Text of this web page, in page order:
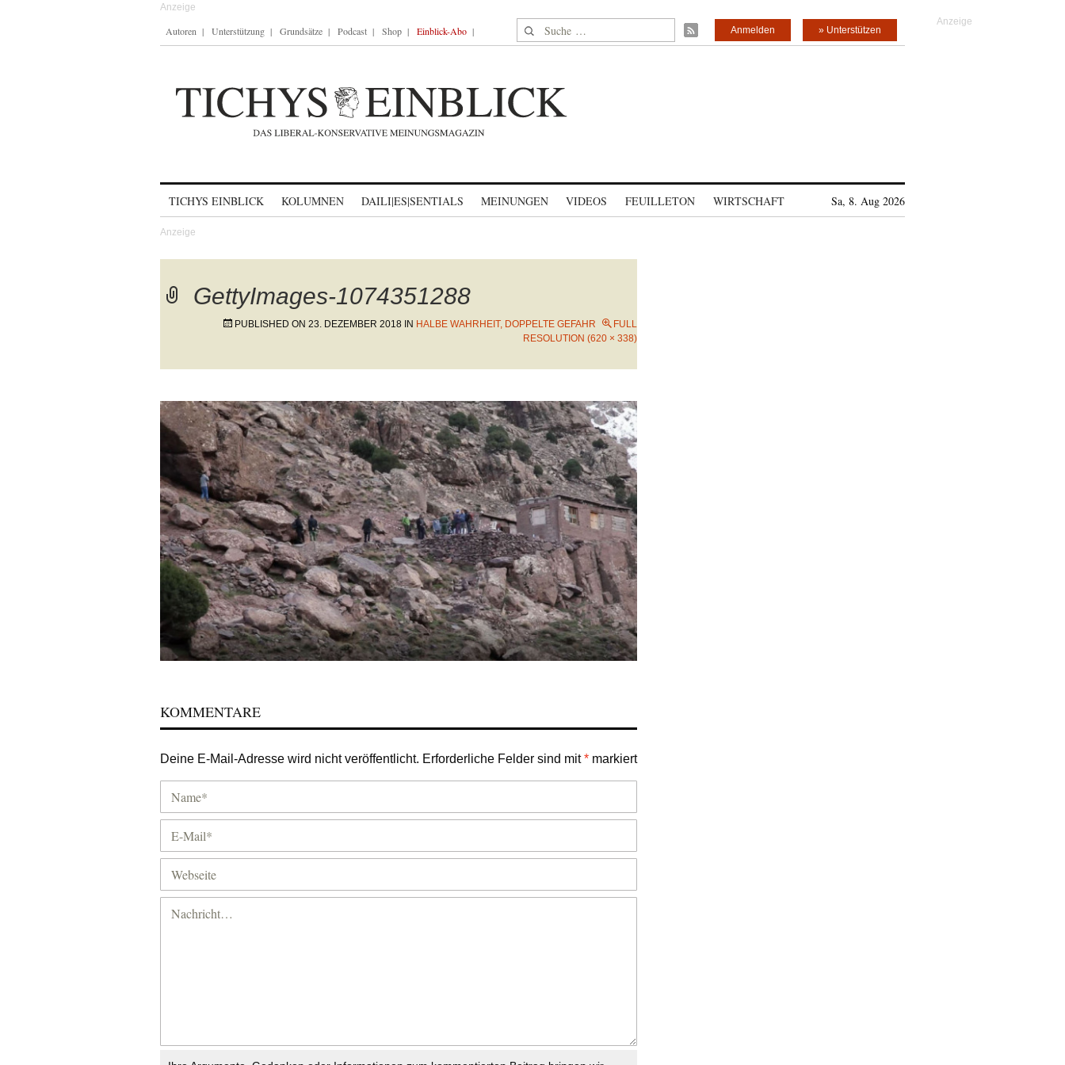
Autoren Unterstützung Grundsätze Podcast Shop Einblick-Abo Suche nach: » Unterstützen
Anmelden
TICHYS EINBLICK KOLUMNEN DAILI|ES|SENTIALS MEINUNGEN VIDEOS FEUILLETON WIRTSCHAFT Sa, 8. Aug 2026
GettyImages-1074351288
PUBLISHED ON 23. DEZEMBER 2018 IN HALBE WAHRHEIT, DOPPELTE GEFAHR
FULL
RESOLUTION (620 × 338)
KOMMENTARE
Deine E-Mail-Adresse wird nicht veröffentlicht. Erforderliche Felder sind mit* markiert